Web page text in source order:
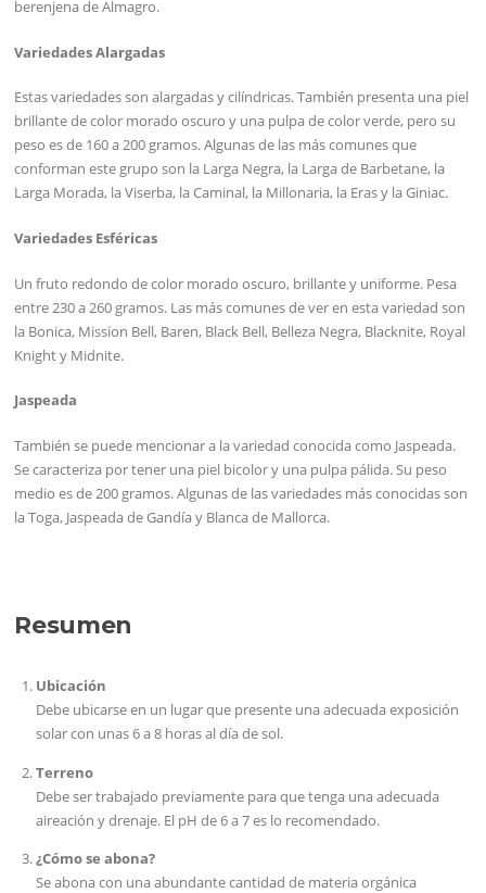
berenjena de Almagro.
Variedades Alargadas
Estas variedades son alargadas y cilíndricas. También presenta una piel
brillante de color morado oscuro y una pulpa de color verde, pero su
peso es de 160 a 200 gramos. Algunas de las más comunes que
conforman este grupo son la Larga Negra, la Larga de Barbetane, la
Larga Morada, la Viserba, la Caminal, la Millonaria, la Eras y la Giniac.
Variedades Esféricas
Un fruto redondo de color morado oscuro, brillante y uniforme. Pesa
entre 230 a 260 gramos. Las más comunes de ver en esta variedad son
la Bonica, Mission Bell, Baren, Black Bell, Belleza Negra, Blacknite, Royal
Knight y Midnite.
Jaspeada
También se puede mencionar a la variedad conocida como Jaspeada.
Se caracteriza por tener una piel bicolor y una pulpa pálida. Su peso
medio es de 200 gramos. Algunas de las variedades más conocidas son
la Toga, Jaspeada de Gandía y Blanca de Mallorca.
Resumen
Ubicación
Debe ubicarse en un lugar que presente una adecuada exposición
solar con unas 6 a 8 horas al día de sol.
Terreno
Debe ser trabajado previamente para que tenga una adecuada
aireación y drenaje. El pH de 6 a 7 es lo recomendado.
¿Cómo se abona?
Se abona con una abundante cantidad de materia orgánica